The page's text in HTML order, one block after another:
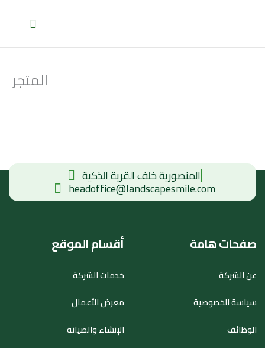
المتجر
المنصورية خلف القرية الذكية
headoffice@landscapesmile.com
أقسام الموقع
خدمات الشركة
معرض الأعمال
الإنشاء والصيانة
صفحات هامة
عن الشركة
سياسة الخصوصية
الوظائف